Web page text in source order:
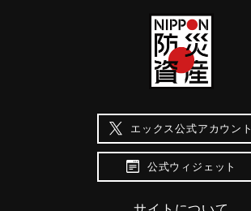
エックス公式アカウント
公式ウィジェット